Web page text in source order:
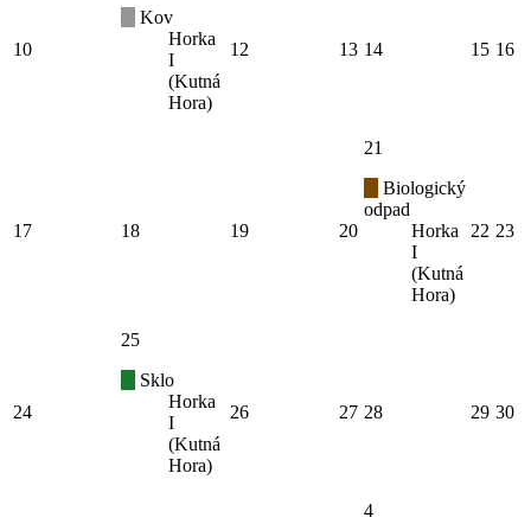
10
Kov
Horka
I
(Kutná
Hora)
12 13 14 15 16
17 18 19 20
21
Biologický
odpad
Horka
I
(Kutná
Hora)
22 23
24
25
Sklo
Horka
I
(Kutná
Hora)
26 27 28 29 30
4